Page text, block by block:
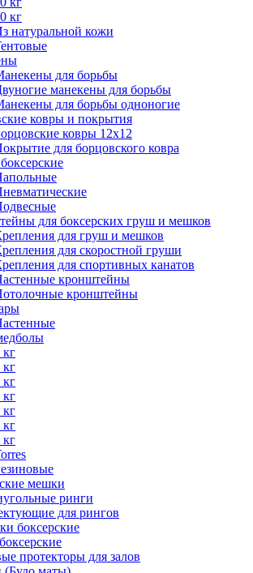
кг
натуральной кожи
для борьбы
манекены для борьбы
для борьбы одноногие
ковры и покрытия
ковры 12х12
для борцовского ковра
для боксерских груш и мешков
для груш и мешков
для скоростной груши
для спортивных канатов
кронштейны
кронштейны
кг
кг
кг
кг
кг
кг
кг
мешки
ринги
для рингов
боксерские
протекторы для залов